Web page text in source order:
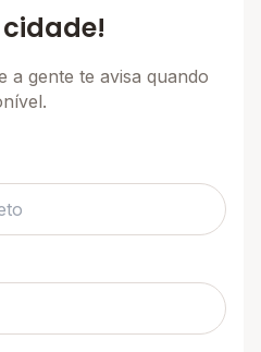
a gente te avisa quando